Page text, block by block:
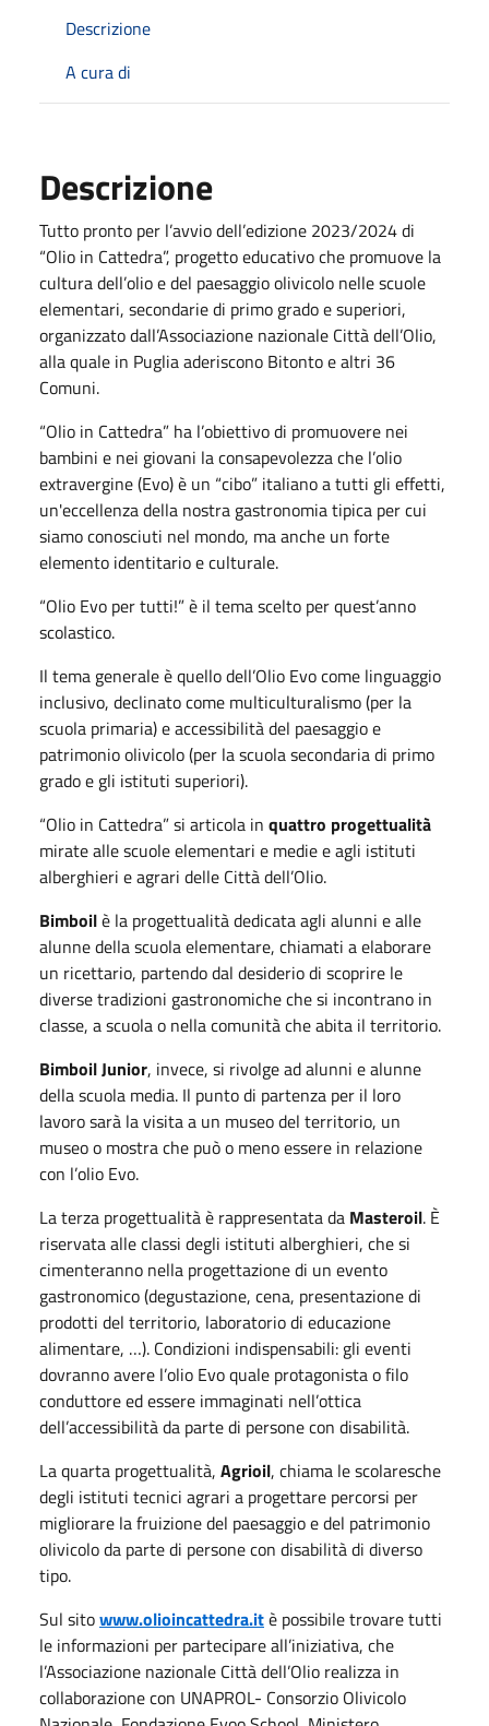
Descrizione
A cura di
Descrizione
Tutto pronto per l’avvio dell’edizione 2023/2024 di
“Olio in Cattedra”, progetto educativo che promuove la
cultura dell’olio e del paesaggio olivicolo nelle scuole
elementari, secondarie di primo grado e superiori,
organizzato dall’Associazione nazionale Città dell’Olio,
alla quale in Puglia aderiscono Bitonto e altri 36
Comuni.
“Olio in Cattedra” ha l’obiettivo di promuovere nei
bambini e nei giovani la consapevolezza che l’olio
extravergine (Evo) è un “cibo” italiano a tutti gli effetti,
un'eccellenza della nostra gastronomia tipica per cui
siamo conosciuti nel mondo, ma anche un forte
elemento identitario e culturale.
“Olio Evo per tutti!” è il tema scelto per quest’anno
scolastico.
Il tema generale è quello dell’Olio Evo come linguaggio
inclusivo, declinato come multiculturalismo (per la
scuola primaria) e accessibilità del paesaggio e
patrimonio olivicolo (per la scuola secondaria di primo
grado e gli istituti superiori).
“Olio in Cattedra” si articola in quattro progettualità
mirate alle scuole elementari e medie e agli istituti
alberghieri e agrari delle Città dell’Olio.
Bimboilè la progettualità dedicata agli alunni e alle
alunne della scuola elementare, chiamati a elaborare
un ricettario, partendo dal desiderio di scoprire le
diverse tradizioni gastronomiche che si incontrano in
classe, a scuola o nella comunità che abita il territorio.
Bimboil Junior, invece, si rivolge ad alunni e alunne
della scuola media. Il punto di partenza per il loro
lavoro sarà la visita a un museo del territorio, un
museo o mostra che può o meno essere in relazione
con l’olio Evo.
La terza progettualità è rappresentata da Masteroil. È
riservata alle classi degli istituti alberghieri, che si
cimenteranno nella progettazione di un evento
gastronomico (degustazione, cena, presentazione di
prodotti del territorio, laboratorio di educazione
alimentare, …). Condizioni indispensabili: gli eventi
dovranno avere l’olio Evo quale protagonista o filo
conduttore ed essere immaginati nell’ottica
dell’accessibilità da parte di persone con disabilità.
La quarta progettualità, Agrioil, chiama le scolaresche
degli istituti tecnici agrari a progettare percorsi per
migliorare la fruizione del paesaggio e del patrimonio
olivicolo da parte di persone con disabilità di diverso
tipo.
Sul sitowww.olioincattedra.itè possibile trovare tutti
le informazioni per partecipare all’iniziativa, che
l’Associazione nazionale Città dell’Olio realizza in
collaborazione con UNAPROL- Consorzio Olivicolo